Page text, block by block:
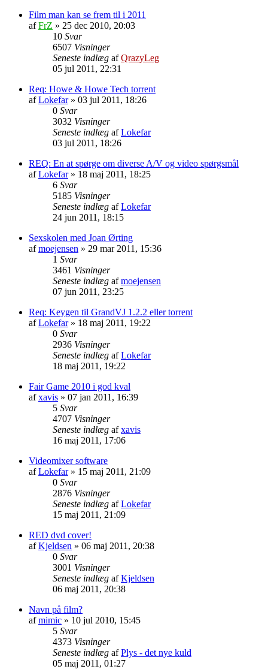
Film man kan se frem til i 2011
afFrZ » 25 dec 2010, 20:03
10 Svar
6507 Visninger
Seneste indlæg afQrazyLeg
05 jul 2011, 22:31
Req: Howe & Howe Tech torrent
afLokefar» 03 jul 2011, 18:26
0 Svar
3032 Visninger
Seneste indlæg afLokefar
03 jul 2011, 18:26
REQ: En at spørge om diverse A/V og video spørgsmål
afLokefar» 18 maj 2011, 18:25
6 Svar
5185 Visninger
Seneste indlæg afLokefar
24 jun 2011, 18:15
Sexskolen med Joan Ørting
afmoejensen » 29 mar 2011, 15:36
1 Svar
3461 Visninger
Seneste indlæg afmoejensen
07 jun 2011, 23:25
Req: Keygen til GrandVJ 1.2.2 eller torrent
afLokefar» 18 maj 2011, 19:22
0 Svar
2936 Visninger
Seneste indlæg afLokefar
18 maj 2011, 19:22
Fair Game 2010 i god kval
afxavis » 07 jan 2011, 16:39
5 Svar
4707 Visninger
Seneste indlæg afxavis
16 maj 2011, 17:06
Videomixer software
afLokefar» 15 maj 2011, 21:09
0 Svar
2876 Visninger
Seneste indlæg afLokefar
15 maj 2011, 21:09
RED dvd cover!
afKjeldsen » 06 maj 2011, 20:38
0 Svar
3001 Visninger
Seneste indlæg afKjeldsen
06 maj 2011, 20:38
Navn på film?
afmimic » 10 jul 2010, 15:45
5 Svar
4373 Visninger
Seneste indlæg afPlys - det nye kuld
05 maj 2011, 01:27